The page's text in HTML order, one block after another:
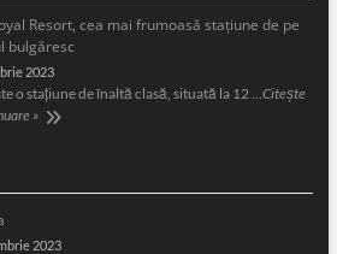
Resort, cea mai frumoasă staţiune de pe
bulgăresc
2023
o staţiune de înaltă clasă, situată la 12 … Citește
»
2023